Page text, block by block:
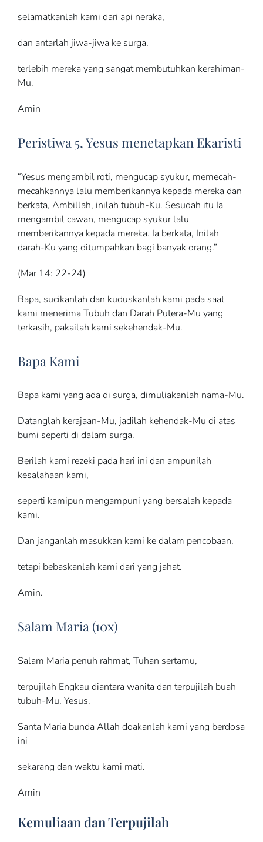
selamatkanlah kami dari api neraka,
dan antarlah jiwa-jiwa ke surga,
terlebih mereka yang sangat membutuhkan kerahiman-
Mu.
Amin
Peristiwa 5, Yesus menetapkan Ekaristi
“Yesus mengambil roti, mengucap syukur, memecah-
mecahkannya lalu memberikannya kepada mereka dan
berkata, Ambillah, inilah tubuh-Ku. Sesudah itu Ia
mengambil cawan, mengucap syukur lalu
memberikannya kepada mereka. Ia berkata, Inilah
darah-Ku yang ditumpahkan bagi banyak orang.”
(Mar 14: 22-24)
Bapa, sucikanlah dan kuduskanlah kami pada saat
kami menerima Tubuh dan Darah Putera-Mu yang
terkasih, pakailah kami sekehendak-Mu.
Bapa Kami
Bapa kami yang ada di surga, dimuliakanlah nama-Mu.
Datanglah kerajaan-Mu, jadilah kehendak-Mu di atas
bumi seperti di dalam surga.
Berilah kami rezeki pada hari ini dan ampunilah
kesalahaan kami,
seperti kamipun mengampuni yang bersalah kepada
kami.
Dan janganlah masukkan kami ke dalam pencobaan,
tetapi bebaskanlah kami dari yang jahat.
Amin.
Salam Maria (10x)
Salam Maria penuh rahmat, Tuhan sertamu,
terpujilah Engkau diantara wanita dan terpujilah buah
tubuh-Mu, Yesus.
Santa Maria bunda Allah doakanlah kami yang berdosa
ini
sekarang dan waktu kami mati.
Amin
Kemuliaan dan Terpujilah